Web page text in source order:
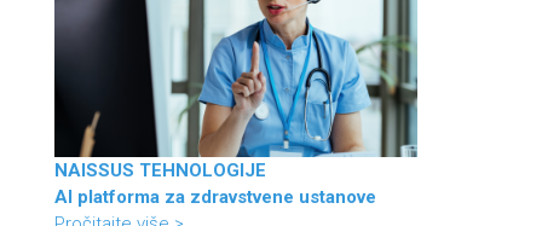
NAISSUS TEHNOLOGIJE
AI platforma za zdravstvene ustanove